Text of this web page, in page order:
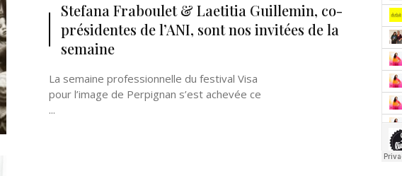
Stefana Fraboulet & Laetitia Guillemin, co-
présidentes de l’ANI, sont nos invitées de la
semaine
La semaine professionnelle du festival Visa
pour l’image de Perpignan s’est achevée ce
...